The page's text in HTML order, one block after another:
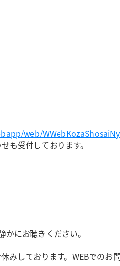
web/
も受付しております。
にお聴きください。
しております。WEBでのお